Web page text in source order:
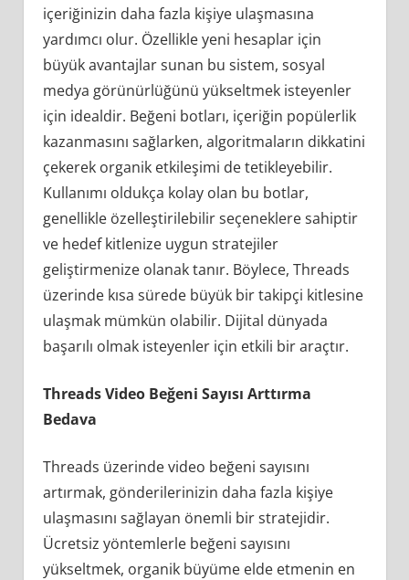
içeriğinizin daha fazla kişiye ulaşmasına
yardımcı olur. Özellikle yeni hesaplar için
büyük avantajlar sunan bu sistem, sosyal
medya görünürlüğünü yükseltmek isteyenler
için idealdir. Beğeni botları, içeriğin popülerlik
kazanmasını sağlarken, algoritmaların dikkatini
çekerek organik etkileşimi de tetikleyebilir.
Kullanımı oldukça kolay olan bu botlar,
genellikle özelleştirilebilir seçeneklere sahiptir
ve hedef kitlenize uygun stratejiler
geliştirmenize olanak tanır. Böylece, Threads
üzerinde kısa sürede büyük bir takipçi kitlesine
ulaşmak mümkün olabilir. Dijital dünyada
başarılı olmak isteyenler için etkili bir araçtır.
Threads Video Beğeni Sayısı Arttırma
Bedava
Threads üzerinde video beğeni sayısını
artırmak, gönderilerinizin daha fazla kişiye
ulaşmasını sağlayan önemli bir stratejidir.
Ücretsiz yöntemlerle beğeni sayısını
yükseltmek, organik büyüme elde etmenin en